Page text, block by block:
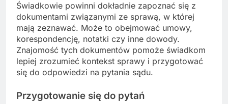
Świadkowie powinni dokładnie zapoznać się z
dokumentami związanymi ze sprawą, w której
mają zeznawać. Może to obejmować umowy,
korespondencję, notatki czy inne dowody.
Znajomość tych dokumentów pomoże świadkom
lepiej zrozumieć kontekst sprawy i przygotować
się do odpowiedzi na pytania sądu.
Przygotowanie się do pytań